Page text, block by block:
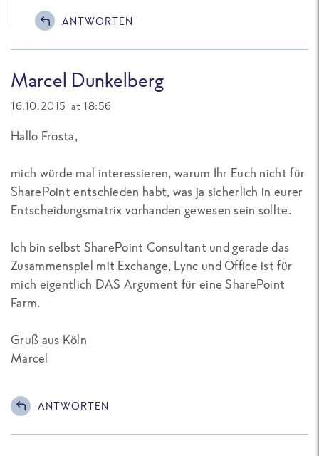
ANTWORTEN
Marcel Dunkelberg
16.10.2015 at 18:56
Hallo Frosta,
mich würde mal interessieren, warum Ihr Euch nicht für
SharePoint entschieden habt, was ja sicherlich in eurer
Entscheidungsmatrix vorhanden gewesen sein sollte.
Ich bin selbst SharePoint Consultant und gerade das
Zusammenspiel mit Exchange, Lync und Office ist für
mich eigentlich DAS Argument für eine SharePoint
Farm.
Gruß aus Köln
Marcel
ANTWORTEN